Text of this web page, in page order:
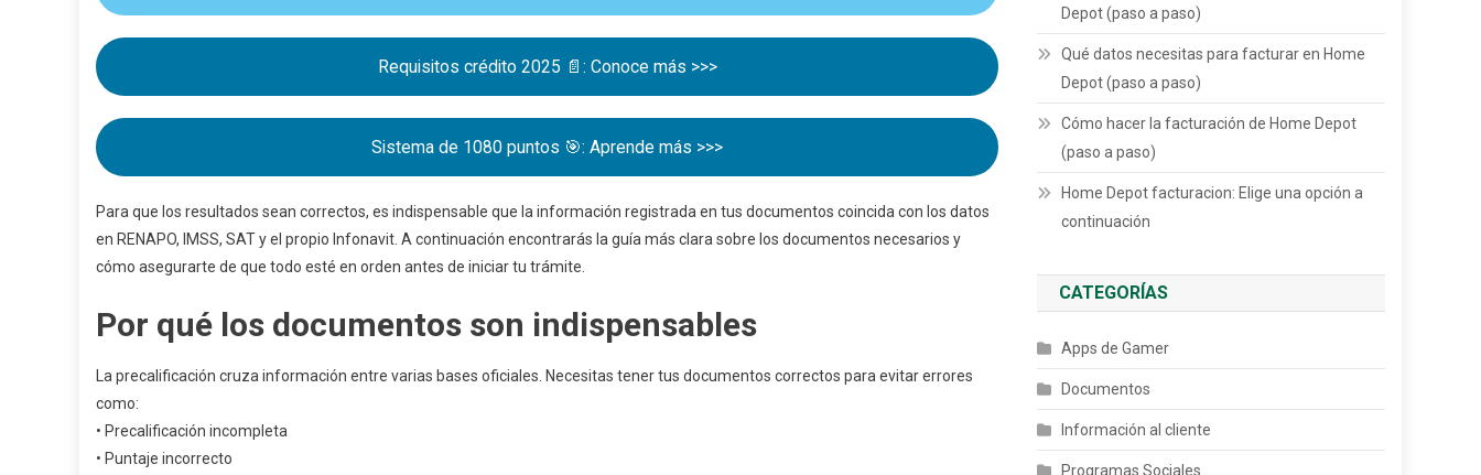
Requisitos crédito 2025 📄: Conoce más >>>
Sistema de 1080 puntos 🎯: Aprende más >>>
Para que los resultados sean correctos, es indispensable que la información registrada en tus documentos coincida con los datos
en RENAPO, IMSS, SAT y el propio Infonavit. A continuación encontrarás la guía más clara sobre los documentos necesarios y
cómo asegurarte de que todo esté en orden antes de iniciar tu trámite.
Por qué los documentos son indispensables
La precalificación cruza información entre varias bases oficiales. Necesitas tener tus documentos correctos para evitar errores
como:
• Precalificación incompleta
• Puntaje incorrecto
Depot (paso a paso)
Qué datos necesitas para facturar en Home
Depot (paso a paso)
Cómo hacer la facturación de Home Depot
(paso a paso)
Home Depot facturacion: Elige una opción a
continuación
CATEGORÍAS
Apps de Gamer
Documentos
Información al cliente
Programas Sociales